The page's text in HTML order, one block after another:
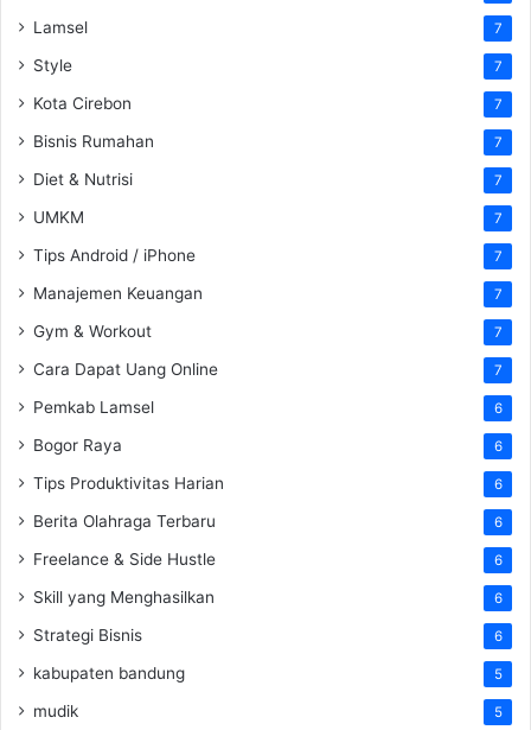
Lamsel 7
Style 7
Kota Cirebon 7
Bisnis Rumahan 7
Diet & Nutrisi 7
UMKM 7
Tips Android / iPhone 7
Manajemen Keuangan 7
Gym & Workout 7
Cara Dapat Uang Online 7
Pemkab Lamsel 6
Bogor Raya 6
Tips Produktivitas Harian 6
Berita Olahraga Terbaru 6
Freelance & Side Hustle 6
Skill yang Menghasilkan 6
Strategi Bisnis 6
kabupaten bandung 5
mudik 5